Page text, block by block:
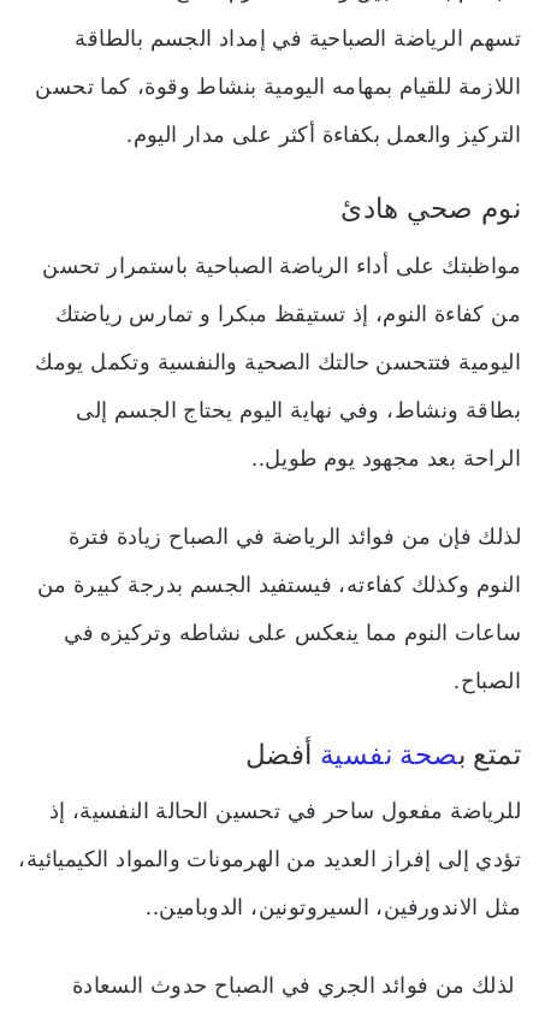
تسهم الرياضة الصباحية في إمداد الجسم بالطاقة
اللازمة للقيام بمهامه اليومية بنشاط وقوة، كما تحسن
التركيز والعمل بكفاءة أكثر على مدار اليوم.
نوم صحي هادئ
مواظبتك على أداء الرياضة الصباحية باستمرار تحسن
من كفاءة النوم، إذ تستيقظ مبكرا و تمارس رياضتك
اليومية فتتحسن حالتك الصحية والنفسية وتكمل يومك
بطاقة ونشاط، وفي نهاية اليوم يحتاج الجسم إلى
الراحة بعد مجهود يوم طويل..
لذلك فإن من فوائد الرياضة في الصباح زيادة فترة
النوم وكذلك كفاءته، فيستفيد الجسم بدرجة كبيرة من
ساعات النوم مما ينعكس على نشاطه وتركيزه في
الصباح.
تمتع بصحة نفسية أفضل
للرياضة مفعول ساحر في تحسين الحالة النفسية، إذ
تؤدي إلى إفراز العديد من الهرمونات والمواد الكيميائية،
مثل الاندورفين، السيروتونين، الدوبامين..
لذلك من فوائد الجري في الصباح حدوث السعادة